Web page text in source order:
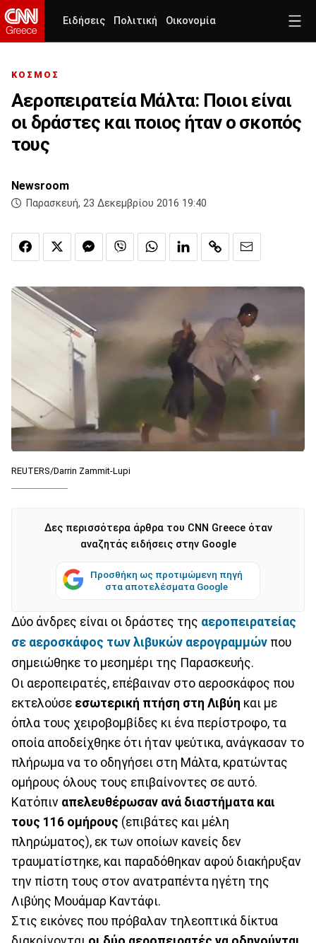
Ειδήσεις Πολιτική Οικονομία
ΚΟΣΜΟΣ
Αεροπειρατεία Μάλτα: Ποιοι είναι
οι δράστες και ποιος ήταν ο σκοπός
τους
Newsroom
Παρασκευή, 23 Δεκεμβρίου 2016 19:40
REUTERS/Darrin Zammit-Lupi
Δες περισσότερα άρθρα του CNN Greece όταν
αναζητάς ειδήσεις στην Google
Προσθήκη ως προτιμώμενη πηγή
στα αποτελέσματα Google
Δύο άνδρες είναι οι δράστες της αεροπειρατείας
σε αεροσκάφος των λιβυκών αερογραμμών που
σημειώθηκε το μεσημέρι της Παρασκευής.
Οι αεροπειρατές, επέβαιναν στο αεροσκάφος που
εκτελούσε εσωτερική πτήση στη Λιβύη και με
όπλα τους χειροβομβίδες κι ένα περίστροφο, τα
οποία αποδείχθηκε ότι ήταν ψεύτικα, ανάγκασαν το
πλήρωμα να το οδηγήσει στη Μάλτα, κρατώντας
ομήρους όλους τους επιβαίνοντες σε αυτό.
Κατόπιν απελευθέρωσαν ανά διαστήματα και
τους 116 ομήρους (επιβάτες και μέλη
πληρώματος), εκ των οποίων κανείς δεν
τραυματίστηκε, και παραδόθηκαν αφού διακήρυξαν
την πίστη τους στον ανατραπέντα ηγέτη της
Λιβύης Μουάμαρ Καντάφι.
Στις εικόνες που πρόβαλαν τηλεοπτικά δίκτυα